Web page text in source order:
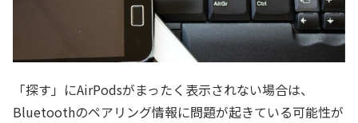
「探す」にAirPodsがまったく表示されない場合は、
Bluetoothのペアリング情報に問題が起きている可能性が